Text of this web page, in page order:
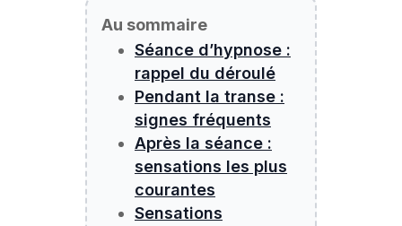
Au sommaire
Séance d’hypnose :
rappel du déroulé
Pendant la transe :
signes fréquents
Après la séance :
sensations les plus
courantes
Sensations